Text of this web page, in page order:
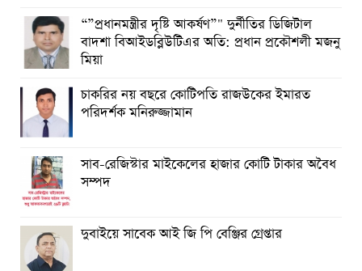
“”প্রধানমন্ত্রীর দৃষ্টি আকর্ষণ”" দুর্নীতির ডিজিটাল
বাদশা বিআইডব্লিউটিএর অতি: প্রধান প্রকৌশলী মজনু
মিয়া
চাকরির নয় বছরে কোটিপতি রাজউকের ইমারত
পরিদর্শক মনিরুজ্জামান
সাব-রেজিস্টার মাইকেলের হাজার কোটি টাকার অবৈধ
সম্পদ
দুবাইয়ে সাবেক আই জি পি বেঞ্জির গ্রেপ্তার